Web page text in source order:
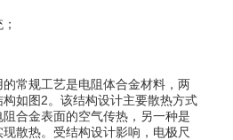
常规工艺是电阻体合金材料，两
如图2。该结构设计主要散热方式
合金表面的空气传热，另一种是
散热。受结构设计影响，电极尺